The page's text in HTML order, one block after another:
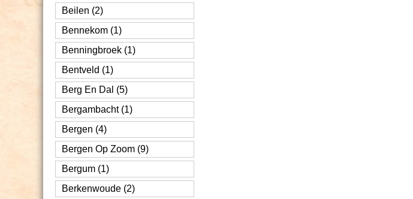
Beilen (2)
Bennekom (1)
Benningbroek (1)
Bentveld (1)
Berg En Dal (5)
Bergambacht (1)
Bergen (4)
Bergen Op Zoom (9)
Bergum (1)
Berkenwoude (2)